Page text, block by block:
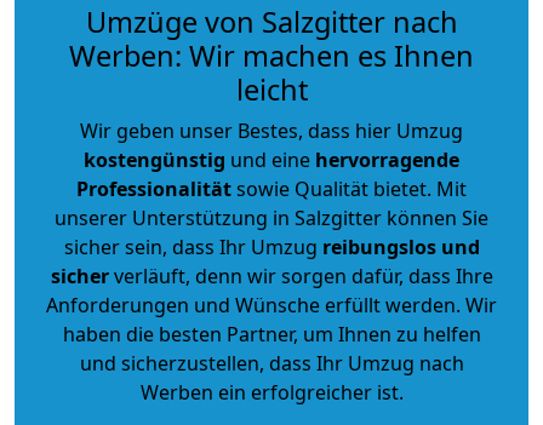
Umzüge von Salzgitter nach
Werben: Wir machen es Ihnen
leicht
Wir geben unser Bestes, dass hier Umzug
kostengünstig und eine hervorragende
Professionalitätsowie Qualität bietet. Mit
unserer Unterstützung in Salzgitter können Sie
sicher sein, dass Ihr Umzug reibungslos und
sicherverläuft, denn wir sorgen dafür, dass Ihre
Anforderungen und Wünsche erfüllt werden. Wir
haben die besten Partner, um Ihnen zu helfen
und sicherzustellen, dass Ihr Umzug nach
Werben ein erfolgreicher ist.